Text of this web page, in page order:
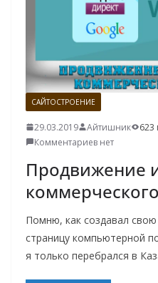
САЙТОСТРОЕНИЕ
29.03.2019 Айтишник
623
Комментариев нет
Продвижение
Помню, как создавал
страницу компьютерной
я только перебрался в